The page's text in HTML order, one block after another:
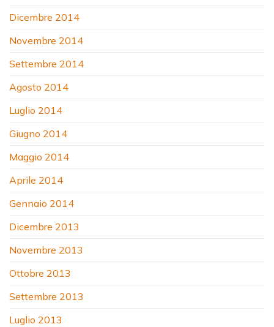
Dicembre 2014
Novembre 2014
Settembre 2014
Agosto 2014
Luglio 2014
Giugno 2014
Maggio 2014
Aprile 2014
Gennaio 2014
Dicembre 2013
Novembre 2013
Ottobre 2013
Settembre 2013
Luglio 2013